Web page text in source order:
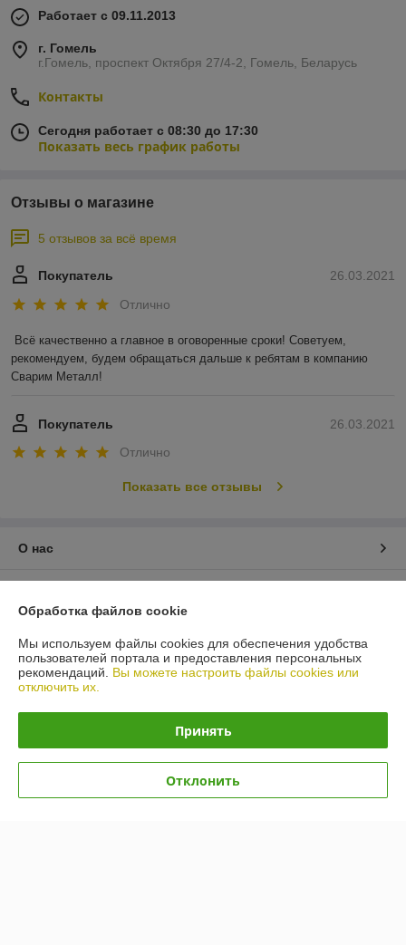
Работает с 09.11.2013
г. Гомель
г.Гомель, проспект Октября 27/4-2, Гомель, Беларусь
Контакты
Сегодня работает с 08:30 до 17:30
Показать весь график работы
Отзывы о магазине
5 отзывов за всё время
26.03.2021
Покупатель
Отлично
Всё качественно а главное в оговоренные сроки! Советуем,
рекомендуем, будем обращаться дальше к ребятам в компанию
Сварим Металл!
26.03.2021
Покупатель
Отлично
Показать все отзывы
О нас
График работы
Полная версия сайта
Политика обработки cookies
Обработка файлов cookie
Мы используем файлы cookies для обеспечения удобства
пользователей портала и предоставления персональных
рекомендаций. Вы можете настроить файлы cookies или
отключить их.
Принять
Отклонить